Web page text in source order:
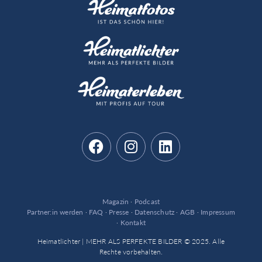
Magazin · Podcast
Partner:in werden · FAQ · Presse · Datenschutz · AGB · Impressum
· Kontakt
Heimatlichter | MEHR ALS PERFEKTE BILDER © 2025. Alle
Rechte vorbehalten.